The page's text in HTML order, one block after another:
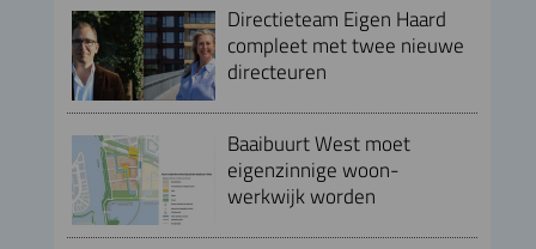
Directieteam Eigen Haard
compleet met twee nieuwe
directeuren
Baaibuurt West moet
eigenzinnige woon-
werkwijk worden